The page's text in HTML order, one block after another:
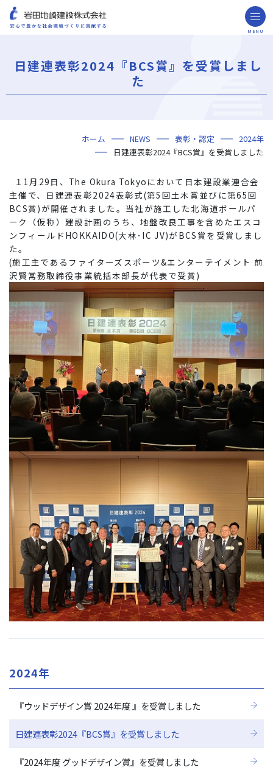
MENU
ごあいさつ
ミッション・ビジョン・社訓
会社概要
組織図
役員一覧
沿革
岩田地崎の歴史
事業所一覧
関連会社
プレスリリース
財務情報
岩田地崎建設のCM
3分でわかる岩田地崎建設
用途区分から探す
GISマップシステム
Niseko Project
プロジェクトレポート
技術・ソリューション
海外事業
NISEKO PROJECTS
閉じる
日建連表彰2024『BCS賞』を受賞しまし
た
ホーム NEWS 表彰・認定
2024年
日建連表彰2024『BCS賞』を受賞しました
１1月29日、The Okura Tokyoにおいて日本建設業連合会
主催で、日建連表彰2024表彰式(第5回土木賞並びに第65回
BCS賞)が開催されました。当社が施工した北海道ボールパ
ーク（仮称）建設計画のうち、地盤改良工事を含めたエスコ
ンフィールドHOKKAIDO(大林･IC JV)がBCS賞を受賞しまし
た。
(施工主であるファイターズスポーツ&エンターテイメント 前
沢賢常務取締役事業統括本部長が代表で受賞)
2024年
『ウッドデザイン賞 2024年度 』を受賞しました
日建連表彰2024『BCS賞』を受賞しました
『2024年度 グッドデザイン賞』を受賞しました